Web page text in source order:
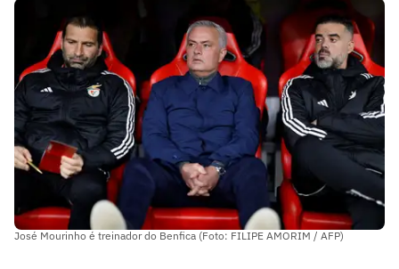
José Mourinho é treinador do Benfica (Foto: FILIPE AMORIM / AFP)